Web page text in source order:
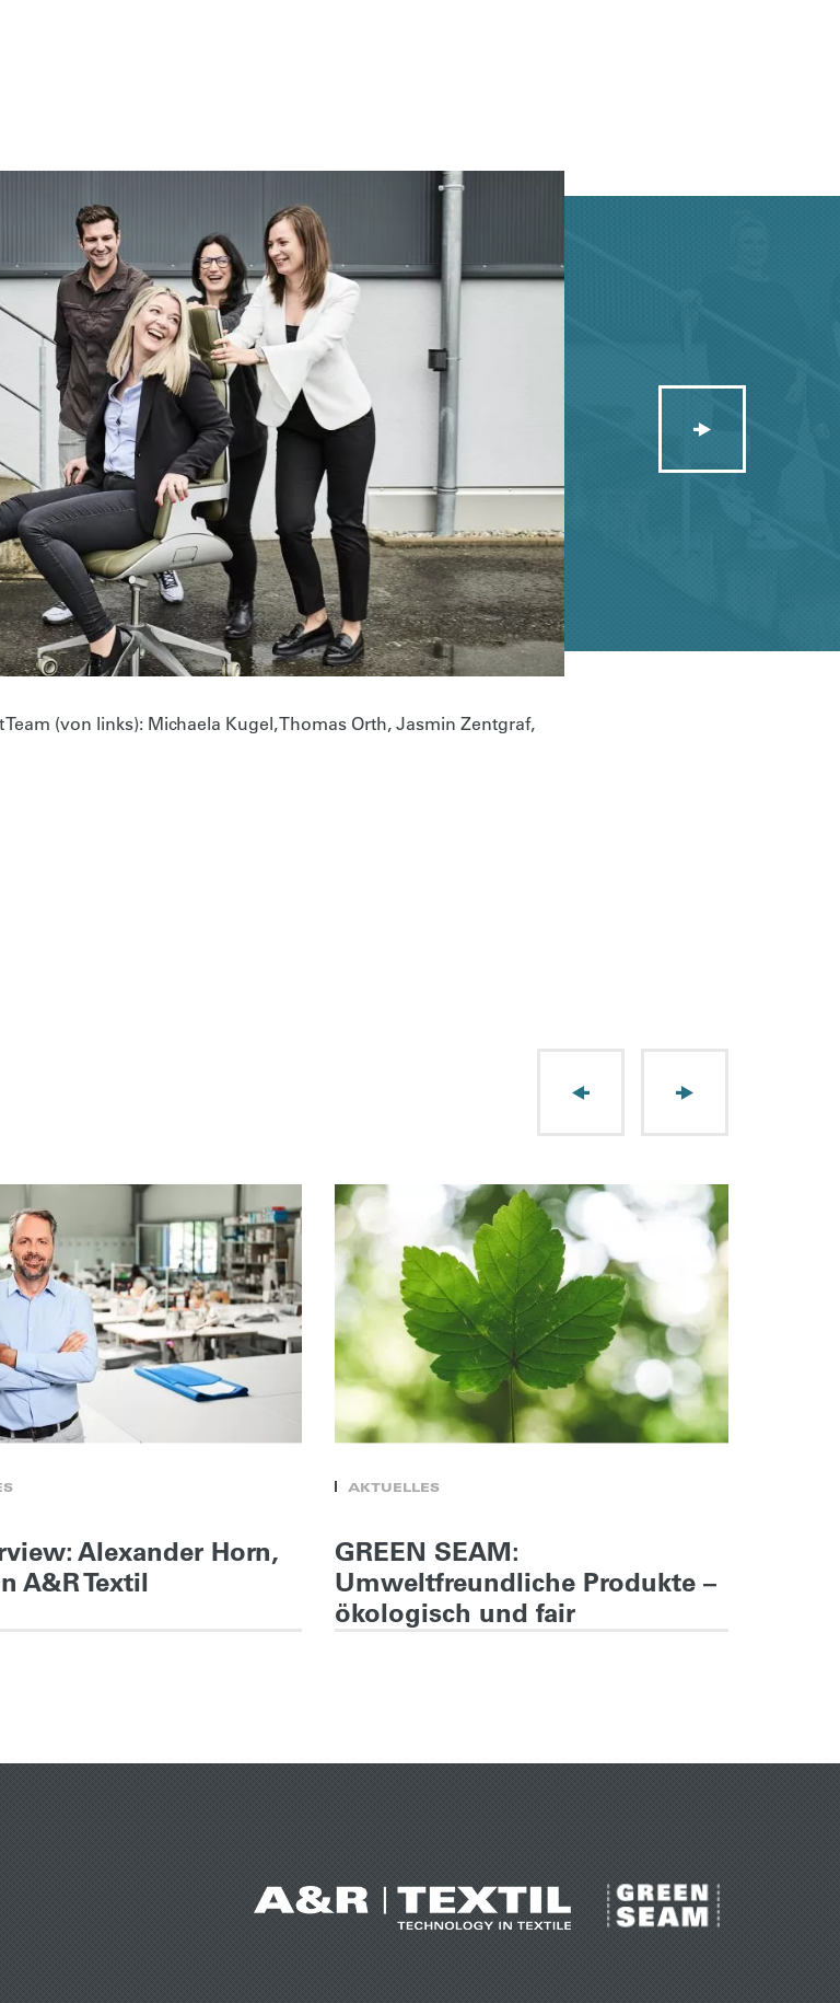
(von links): Michaela Kugel, Thomas Orth, Jasmin Zentgraf,
Alexander Horn,
A&R Textil
AKTUELLES
GREEN SEAM:
Umweltfreundliche Produkte –
ökologisch und fair